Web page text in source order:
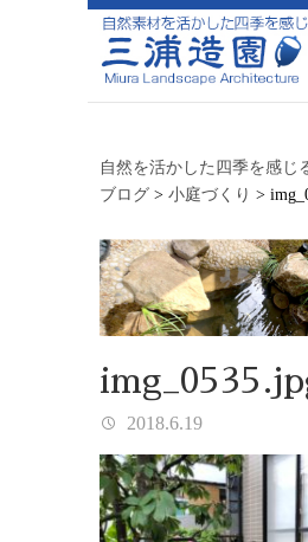
自然を活かした四季を感じ
ブログ > 小庭づくり >
2018.6.19